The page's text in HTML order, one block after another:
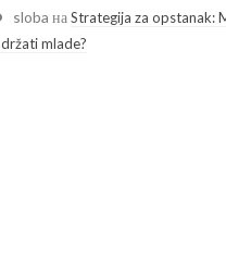
sloba наStrategija za opstanak:
mlade?